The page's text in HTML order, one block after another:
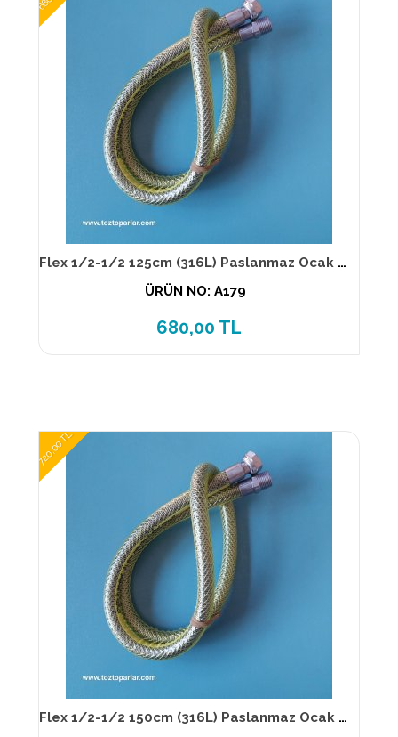
Flex 1/2-1/2 125cm (316L) Paslanmaz Ocak Flexi TS EN 14800
ÜRÜN NO: A179
680,00 TL
720,00 TL
Flex 1/2-1/2 150cm (316L) Paslanmaz Ocak Flexi TS EN 14800